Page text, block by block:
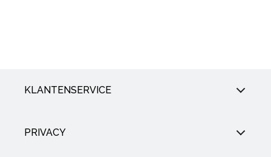
KLANTENSERVICE
PRIVACY